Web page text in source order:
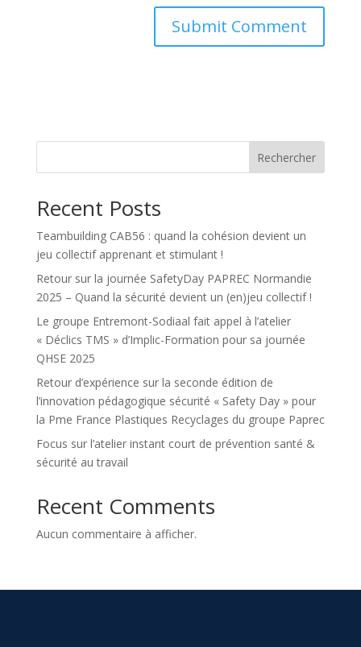
e
:
Rechercher
Recent Posts
Teambuilding CAB56 : quand la cohésion devient un
jeu collectif apprenant et stimulant !
Retour sur la journée SafetyDay PAPREC Normandie
2025 – Quand la sécurité devient un (en)jeu collectif !
Le groupe Entremont-Sodiaal fait appel à l’atelier
« Déclics TMS » d’Implic-Formation pour sa journée
QHSE 2025
Retour d’expérience sur la seconde édition de
l’innovation pédagogique sécurité « Safety Day » pour
la Pme France Plastiques Recyclages du groupe Paprec
Focus sur l’atelier instant court de prévention santé &
sécurité au travail
Recent Comments
Aucun commentaire à afficher.